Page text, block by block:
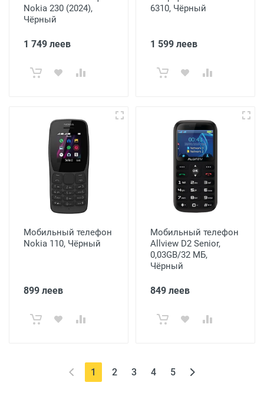
Nokia 230 (2024),
Чёрный
1 749 леев
6310, Чёрный
1 599 леев
Мобильный телефон
Nokia 110, Чёрный
899 леев
Мобильный телефон
Allview D2 Senior,
0,03GB/32 МБ,
Чёрный
849 леев
1 (current)
2 3 4 5